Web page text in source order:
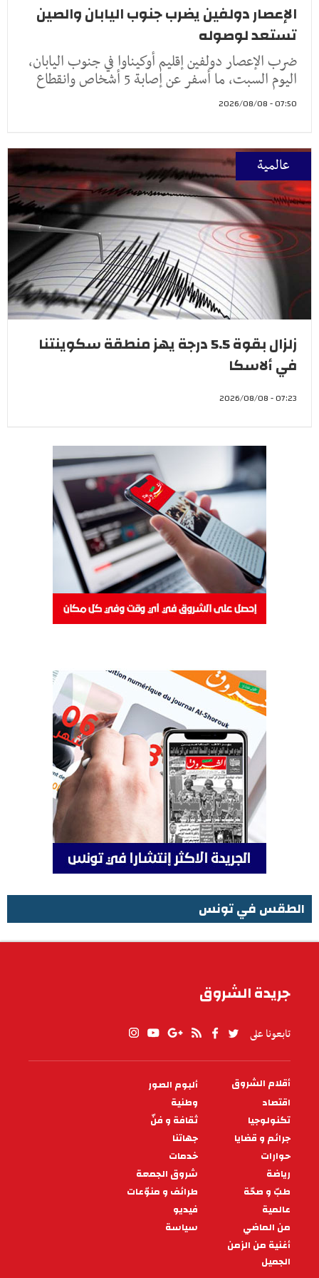
الإعصار دولفين يضرب جنوب اليابان والصين
تستعد لوصوله
ضرب الإعصار دولفين إقليم أوكيناوا في جنوب اليابان،
اليوم السبت، ما أسفر عن إصابة 5 أشخاص وانقطاع
07:50 - 2026/08/08
عالمية
زلزال بقوة 5.5 درجة يهز منطقة سكوينتنا
في ألاسكا
07:23 - 2026/08/08
الطقس في تونس
جريدة الشروق
تابعونا على
PIED
DE
PAGE
أقلام الشروق
ألبوم الصور
اقتصاد
وطنية
تكنولوجيا
ثقافة و فنّ
جرائم و قضايا
جهاتنا
حوارات
خدمات
رياضة
شروق الجمعة
طبّ و صحّة
طرائف و منوّعات
عالمية
فيديو
من الماضي
سياسة
أغنية من الزمن
الجميل